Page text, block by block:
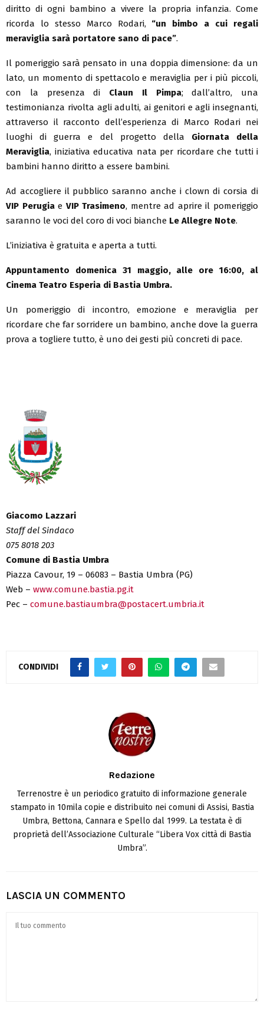
diritto di ogni bambino a vivere la propria infanzia. Come
ricorda lo stesso Marco Rodari, “un bimbo a cui regali
meraviglia sarà portatore sano di pace”.
Il pomeriggio sarà pensato in una doppia dimensione: da un
lato, un momento di spettacolo e meraviglia per i più piccoli,
con la presenza di Claun Il Pimpa; dall’altro, una
testimonianza rivolta agli adulti, ai genitori e agli insegnanti,
attraverso il racconto dell’esperienza di Marco Rodari nei
luoghi di guerra e del progetto della Giornata della
Meraviglia, iniziativa educativa nata per ricordare che tutti i
bambini hanno diritto a essere bambini.
Ad accogliere il pubblico saranno anche i clown di corsia di
VIP Perugiae VIP Trasimeno, mentre ad aprire il pomeriggio
saranno le voci del coro di voci bianche Le Allegre Note.
L’iniziativa è gratuita e aperta a tutti.
Appuntamento domenica 31 maggio, alle ore 16:00, al
Cinema Teatro Esperia di Bastia Umbra.
Un pomeriggio di incontro, emozione e meraviglia per
ricordare che far sorridere un bambino, anche dove la guerra
prova a togliere tutto, è uno dei gesti più concreti di pace.
Giacomo Lazzari
Staff del Sindaco
075 8018 203
Comune di Bastia Umbra
Piazza Cavour, 19 – 06083 – Bastia Umbra (PG)
Web – www.comune.bastia.pg.it
Pec – comune.bastiaumbra@postacert.umbria.it
CONDIVIDI
Redazione
Terrenostre è un periodico gratuito di informazione generale
stampato in 10mila copie e distribuito nei comuni di Assisi, Bastia
Umbra, Bettona, Cannara e Spello dal 1999. La testata è di
proprietà dell’Associazione Culturale “Libera Vox città di Bastia
Umbra”.
LASCIA UN COMMENTO